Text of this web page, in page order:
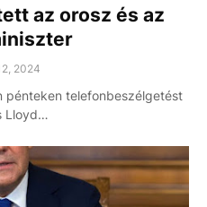
az orosz és az
2024
pénteken telefonbeszélgetést
Lloyd…